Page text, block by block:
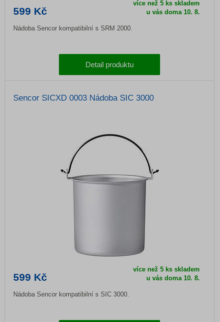
599 Kč
více než 5 ks skladem
u vás doma10. 8.
Nádoba Sencor kompatibilní s SRM 2000.
Detail produktu
Sencor SICXD 0003 Nádoba SIC 3000
599 Kč
více než 5 ks skladem
u vás doma10. 8.
Nádoba Sencor kompatibilní s SIC 3000.